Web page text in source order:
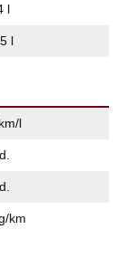
l
l
l
km